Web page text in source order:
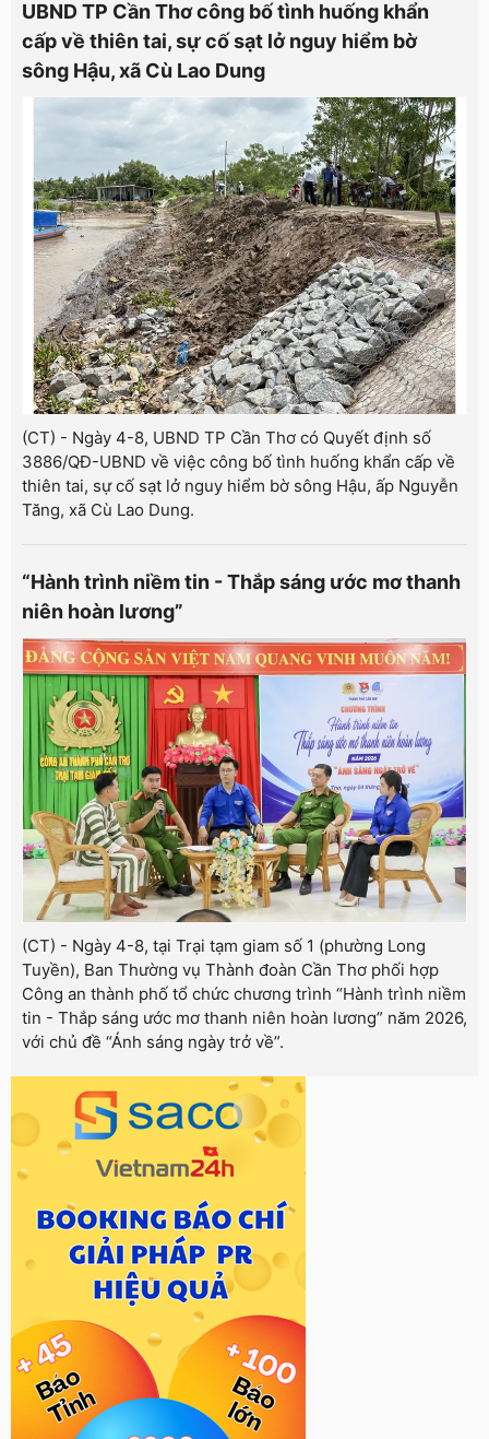
UBND TP Cần Thơ công bố tình huống khẩn
cấp về thiên tai, sự cố sạt lở nguy hiểm bờ
sông Hậu, xã Cù Lao Dung
(CT) - Ngày 4-8, UBND TP Cần Thơ có Quyết định số
3886/QĐ-UBND về việc công bố tình huống khẩn cấp về
thiên tai, sự cố sạt lở nguy hiểm bờ sông Hậu, ấp Nguyễn
Tăng, xã Cù Lao Dung.
“Hành trình niềm tin - Thắp sáng ước mơ thanh
niên hoàn lương”
(CT) - Ngày 4-8, tại Trại tạm giam số 1 (phường Long
Tuyền), Ban Thường vụ Thành đoàn Cần Thơ phối hợp
Công an thành phố tổ chức chương trình “Hành trình niềm
tin - Thắp sáng ước mơ thanh niên hoàn lương” năm 2026,
với chủ đề “Ánh sáng ngày trở về”.